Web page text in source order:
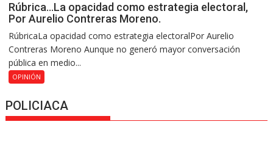
Rúbrica…La opacidad como estrategia electoral,
Por Aurelio Contreras Moreno.
RúbricaLa opacidad como estrategia electoralPor Aurelio
Contreras Moreno Aunque no generó mayor conversación
pública en medio...
OPINIÓN
POLICIACA